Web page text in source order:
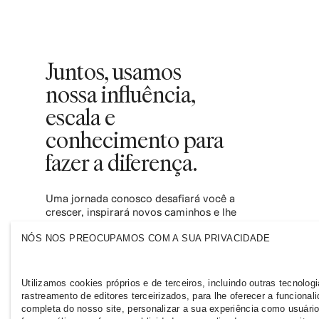
Juntos, usamos
nossa influência,
escala e
conhecimento para
fazer a diferença.
Uma jornada conosco desafiará você a
crescer, inspirará novos caminhos e lhe
indústria da moda mais inclusiva e
NÓS NOS PREOCUPAMOS COM A SUA PRIVACIDADE
Utilizamos cookies próprios e de terceiros, incluindo outras
rastreamento de editores terceirizados, para lhe oferecer a
completa do nosso site, personalizar a sua experiência como usuário,